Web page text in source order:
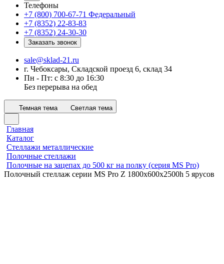
Телефоны
+7 (800) 700-67-71 Федеральный
+7 (8352) 22-83-83
+7 (8352) 24-30-30
Заказать звонок
sale@sklad-21.ru
г. Чебоксары, Складской проезд 6, склад 34
Пн - Пт: с 8:30 до 16:30
Без перерыва на обед
Темная тема Светлая тема
Главная
Каталог
Стеллажи металлические
Полочные стеллажи
Полочные на зацепах до 500 кг на полку (серия MS Pro)
Полочный стеллаж серии MS Pro Z 1800x600х2500h 5 ярусов